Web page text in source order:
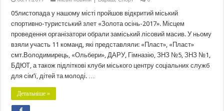
05листопада у нашому місті пройшов відкритий міський
спортивно-туристський злет «Золота осінь-2017». Місцем
проведення організатори обрали заміський лісовий масив. У ньому
взяли участь 11 команд, які представляли: «Пласт», «Пласт»
смт.Володимирець, «Ольбери», ДАРУ, Гімназію, ЗНЗ №5, ЗНЗ №1,
БДЮТ, а також підліткові клуби міського центру соціальних служб
для сім’ї, дітей та молоді. …
Детальніше »